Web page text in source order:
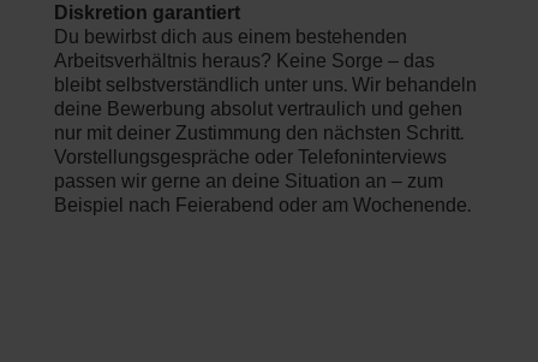
Diskretion garantiert
Du bewirbst dich aus einem bestehenden
Arbeitsverhältnis heraus? Keine Sorge – das
bleibt selbstverständlich unter uns. Wir behandeln
deine Bewerbung absolut vertraulich und gehen
nur mit deiner Zustimmung den nächsten Schritt.
Vorstellungsgespräche oder Telefoninterviews
passen wir gerne an deine Situation an – zum
Beispiel nach Feierabend oder am Wochenende.